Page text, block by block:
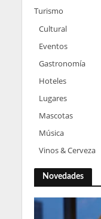
Turismo
Cultural
Eventos
Gastronomía
Hoteles
Lugares
Mascotas
Música
Vinos & Cerveza
Novedades